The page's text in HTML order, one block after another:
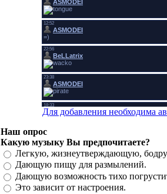
Для добавления необходима
Наш опрос
Какую музыку Вы предпочитаете?
Легкую, жизнеутверждающую,
Дающую пищу для размылений.
Дающую возможность тихо
Это зависит от настроения.